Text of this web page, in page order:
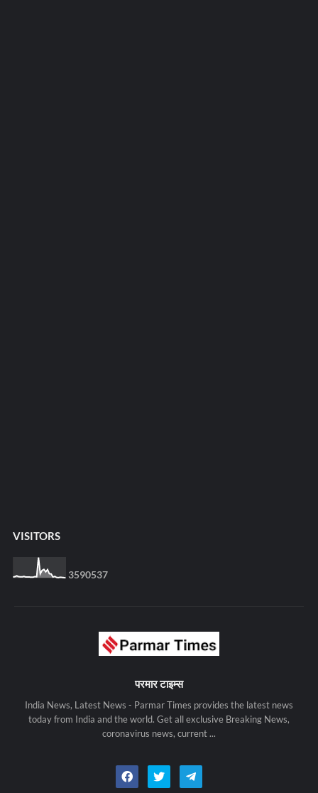
VISITORS
3590537
परमार टाइम्स
India News, Latest News - Parmar Times provides the latest news
today from India and the world. Get all exclusive Breaking News,
coronavirus news, current ...